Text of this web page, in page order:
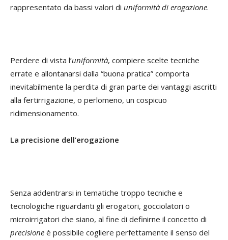
rappresentato da bassi valori di uniformità di erogazione.
Perdere di vista l’uniformità, compiere scelte tecniche
errate e allontanarsi dalla “buona pratica” comporta
inevitabilmente la perdita di gran parte dei vantaggi ascritti
alla fertirrigazione, o perlomeno, un cospicuo
ridimensionamento.
La precisione dell’erogazione
Senza addentrarsi in tematiche troppo tecniche e
tecnologiche riguardanti gli erogatori, gocciolatori o
microirrigatori che siano, al fine di definirne il concetto di
precisione è possibile cogliere perfettamente il senso del